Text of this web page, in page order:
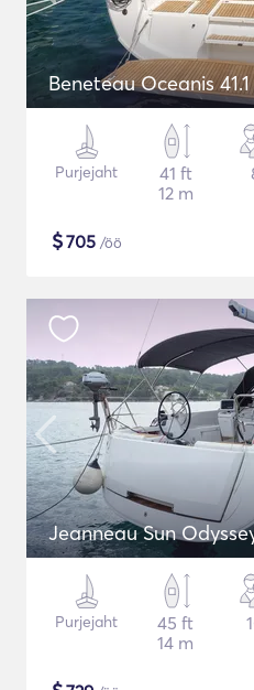
Beneteau Oceanis 41.1
Purjejaht
41 ft
12 m
$705 /öö
Jeanneau Sun
Purjejaht
45 ft
14 m